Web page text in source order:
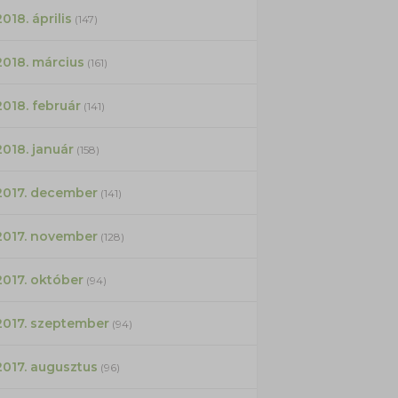
április (147)
március (161)
február(141)
január(158)
december(141)
november(128)
október(94)
szeptember(94)
augusztus (96)